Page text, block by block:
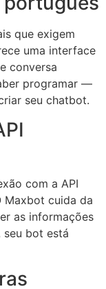
que exigem
uma interface
conversa
programar —
seu chatbot.
com a API
Maxbot cuida da
as informações
seu bot está